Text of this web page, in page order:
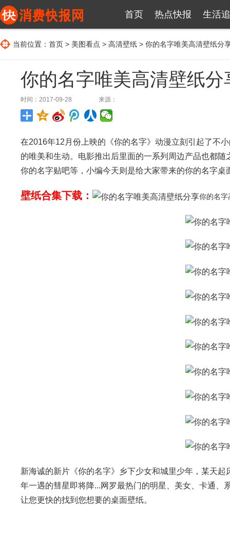
首页 热点快报 生活
当前位置： 首页 > 美图看点 > 高清壁纸 > 你的名字唯美高清壁纸分
你的名字唯美高清壁纸分
时间：2017-09-28 来源：
在2016年12月份上映的《你的名字》动漫立刻引起了不
的唯美和生动。电影推出后里面的一系列周边产品也都
你的名字贴吧等，小编今天则是给大家带来的你的名字
壁纸合集下载： 你的名字
新海诚的新片《你的名字》乡下少女和城里少年，某天
年一遇的彗星即将降...网罗最热门的明星、美女、卡通
让您更快的找到您想要的桌面壁纸。